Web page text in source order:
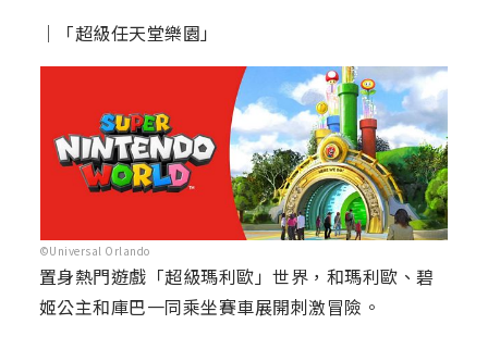
｜「超級任天堂樂園」
©Universal Orlando
置身熱門遊戲「超級瑪利歐」世界，和瑪利歐、碧
姬公主和庫巴一同乘坐賽車展開刺激冒險。